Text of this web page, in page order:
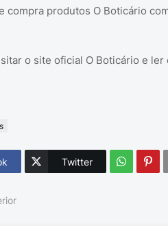
compra produtos O Boticário
o site oficial O Boticário e ler
Twitter